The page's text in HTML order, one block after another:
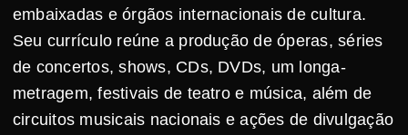
embaixadas e órgãos internacionais de cultura.
Seu currículo reúne a produção de óperas, séries
de concertos, shows, CDs, DVDs, um longa-
metragem, festivais de teatro e música, além de
circuitos musicais nacionais e ações de divulgação